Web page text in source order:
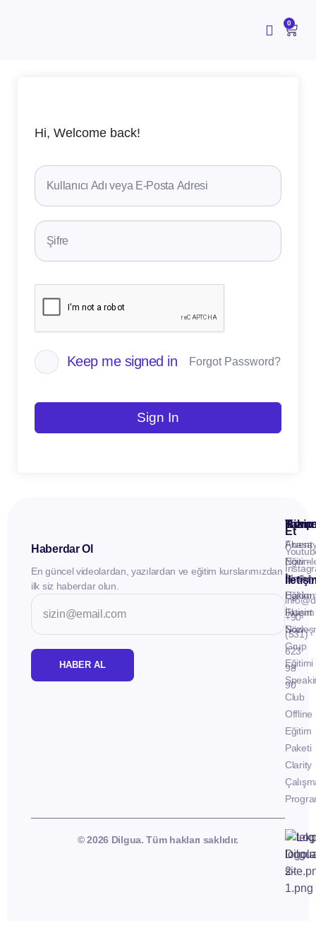
0
Hi, Welcome back!
Keep me signed in Forgot Password?
Sign In
Haberdar Ol
En güncel videolardan, yazılardan ve eğitim kurslarımızdan
ilk siz haberdar olun.
HABER AL
İletişim
Fluent
Now -
Birebir
Eğitim
Fluent
Now -
Grup
Eğitimi
Club
Offline
Eğitim
Paketi
Clarity
Takip
Et
+90
(531)
623
98
90
© 2026 Dilgua. Tüm hakları saklıdır.